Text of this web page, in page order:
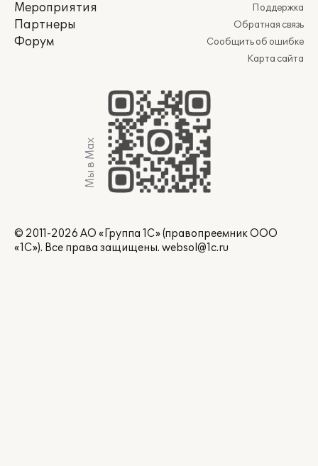
Мероприятия
Партнеры
Форум
Поддержка
Обратная связь
Сообщить об ошибке
Карта сайта
Мы в Max
© 2011-2026 АО «Группа 1С» (правопреемник ООО
«1С»). Все права защищены. websol@1c.ru